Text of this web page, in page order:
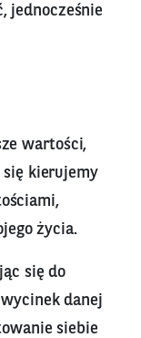
jednocześnie
wartości,
kierujemy
życia.
się do
danej
siebie